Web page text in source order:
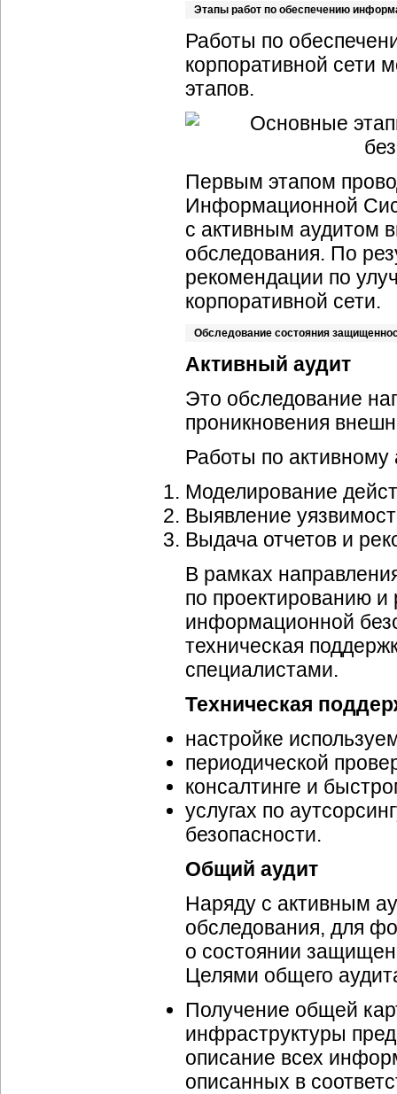
Этапы работ по обеспечению
Работы по
корпоративной сети
этапов.
Первым этапом
Информационной
с активным аудитом
обследования. По
рекомендации по
корпоративной сети.
Обследование состояния
Активный аудит
Это обследование
проникновения
Работы по активному
Моделирование
Выявление
Выдача отчетов и
В рамках
по проектированию
информационной
техническая
специалистами.
Техническая
настройке
периодической
консалтинге и
услугах по
безопасности.
Общий аудит
Наряду с активным
обследования, для
о состоянии
Целями общего
Получение общей
инфраструктуры
описание всех
описанных в